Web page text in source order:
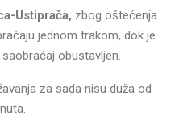
Ustiprača, zbog oštećenja
jednom trakom, dok je
obustavljen.
za sada nisu duža od